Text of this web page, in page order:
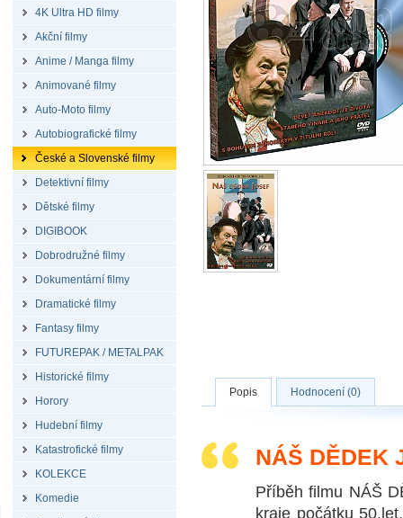
4K Ultra HD filmy
Akční filmy
Anime / Manga filmy
Animované filmy
Auto-Moto filmy
Autobiografické filmy
České a Slovenské filmy
Detektivní filmy
Dětské filmy
DIGIBOOK
Dobrodružné filmy
Dokumentární filmy
Dramatické filmy
Fantasy filmy
FUTUREPAK / METALPAK
Historické filmy
Horory
Hudební filmy
Katastrofické filmy
KOLEKCE
Komedie
Popis Hodnocení (0)
NÁŠ DĚDEK
Příběh filmu NÁŠ
kraje počátku